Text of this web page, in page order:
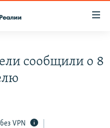
СОПРОТИВЛЕНИЯ
сообщили о 8
VPN